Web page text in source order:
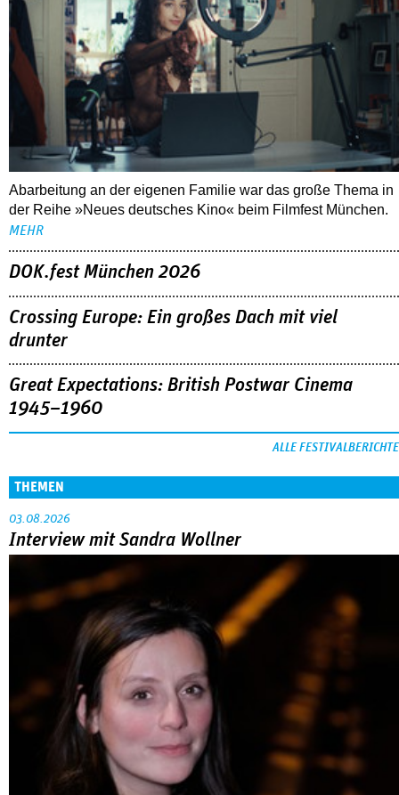
Abarbeitung an der eigenen Familie war das große Thema in
der Reihe »Neues deutsches Kino« beim Filmfest München.
MEHR
DOK.fest München 2026
Crossing Europe: Ein großes Dach mit viel
drunter
Great Expectations: British Postwar Cinema
1945–1960
ALLE FESTIVALBERICHTE
THEMEN
03.08.2026
Interview mit Sandra Wollner